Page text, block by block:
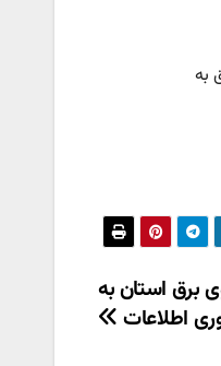
به
برق استان به
اطلاعات